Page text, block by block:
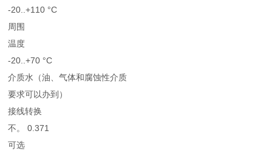
-20..+110 °C
周围
温度
-20..+70 °C
介质水（油、气体和腐蚀性介质
要求可以办到）
接线转换
不。 0.371
可选